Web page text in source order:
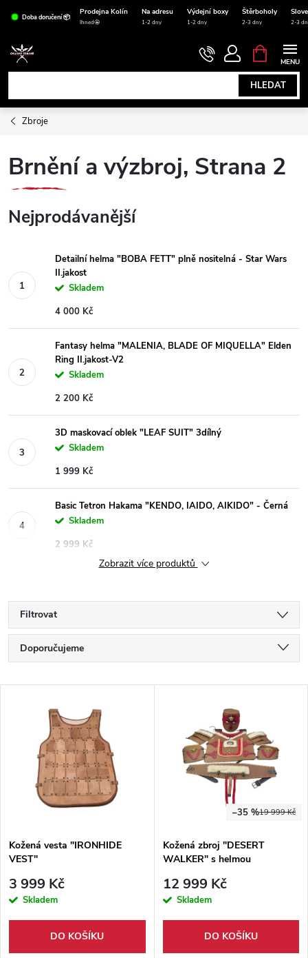
obsah
Doba doručení 📦
Prodejna Kolín Na adresu Výdejní boxy Štěrboholy
Ihned🤩 1-2 dny 1-2 dny 2-3 dny 2-3
HLEDAT
NÁKUPNÍ
KOŠÍK
Zbroje
Brnění a výzbroj, Strana 2
Nejprodávanější
Detailní helma "BOBA FETT" plně nositelná - Star Wars
II.jakost
Skladem
4 000 Kč
Fantasy helma "MALENIA, BLADE OF MIQUELLA" Elden
Ring II.jakost-V2
Skladem
2 200 Kč
3D maskovací oblek "LEAF SUIT" 3dílný
Skladem
1 999 Kč
Basic Tetron Hakama "KENDO, IAIDO, AIKIDO" - Černá
Skladem
2 999 Kč
Zobrazit více produktů
Filtrovat
Ř
a
p
r
o
Doporučujeme
Nejprodávanější
Abecedně
s
p
r
Kožená vesta "IRONHIDE
VEST"
3 999 Kč
Skladem
DO KOŠÍKU
19 999 Kč
–35 %
Kožená zbroj "DESERT
WALKER" s helmou
12 999 Kč
Skladem
DO KOŠÍKU